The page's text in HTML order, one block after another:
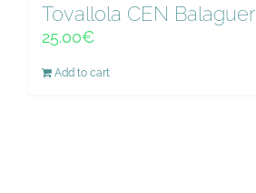
Tovallola CEN Balaguer
25.00€
Add to cart